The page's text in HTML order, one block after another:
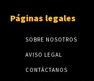
Páginas legales
SOBRE NOSOTROS
AVISO LEGAL
CONTÁCTANOS